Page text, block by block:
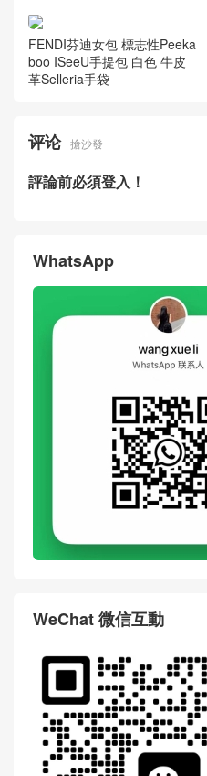
FENDI芬迪女包 標志性Peeka
boo ISeeU手提包 白色 牛皮
革Selleria手袋
评论 搶沙發
評論前必須登入！
WhatsApp
WeChat 微信互動